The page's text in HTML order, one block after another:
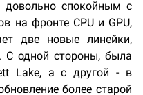
спокойным с
на фронте CPU и GPU,
две новые линейки,
С одной стороны, была
Lake, а с другой - в
более старой